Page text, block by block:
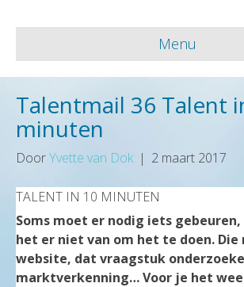
Menu
Talentmail 36 Talent
minuten
DoorYvette van Dok | 2 maart 2017
TALENT IN 10 MINUTEN
Soms moet er nodig iets
het er niet van om het te doen. Die
website, dat vraagstuk
marktverkenning… Voor je het